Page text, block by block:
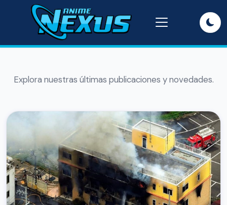
Explora nuestras últimas publicaciones y novedades.